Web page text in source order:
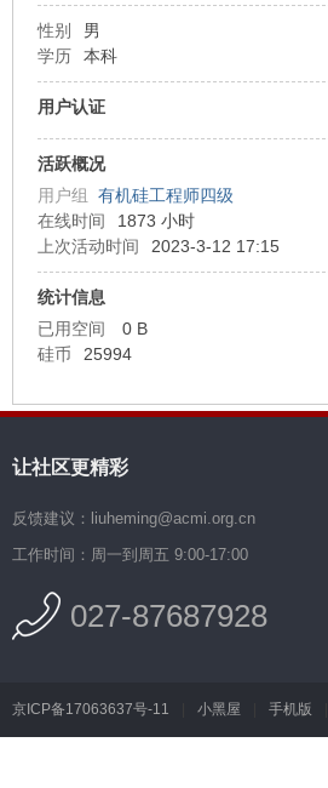
性别 男
学历
本科
用户认证
活跃概况
用户组 有机硅工程师四级
在线时间
1873 小时
上次活动时间
2023-3-12 17:15
统计信息
已用空间
0 B
硅币
25994
让社区更精彩
反馈建议：liuheming@acmi.org.cn
工作时间：周一到周五 9:00-17:00
027-87687928
京ICP备17063637号-11 小黑屋 手机版